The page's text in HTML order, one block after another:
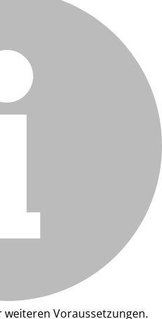
Voraussetzungen.